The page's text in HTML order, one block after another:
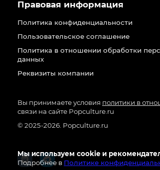
Мы используем cookie и
Подробнее в Политике
Правовая информация
Политика конфиденциальности
Пользовательское соглашение
Политика в отношении обработки
данных
Реквизиты компании
Вы принимаете условия политики в
связи на сайте Popculture.ru
© 2025-2026. Popculture.ru